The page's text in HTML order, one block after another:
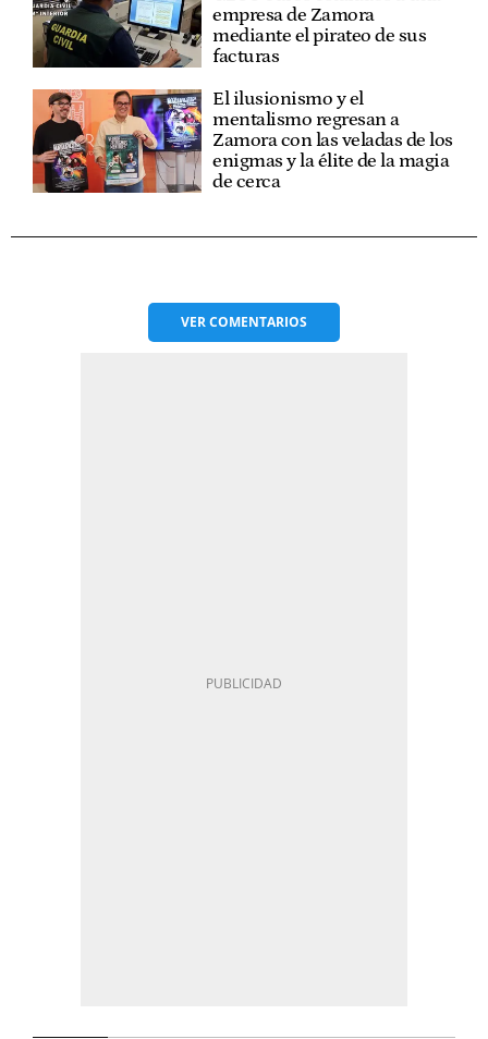
empresa de Zamora
mediante el pirateo de sus
facturas
El ilusionismo y el
mentalismo regresan a
Zamora con las veladas de los
enigmas y la élite de la magia
de cerca
VERCOMENTARIOS